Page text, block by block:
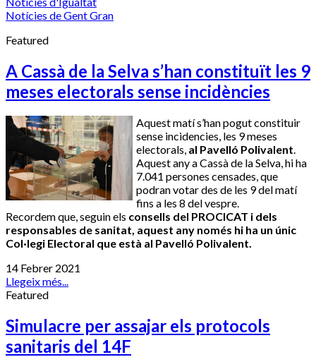
Notícies de Gent Gran
Featured
A Cassà de la Selva s’han constituït les 9
meses electorals sense incidències
Aquest matí s’han pogut constituir
sense incidencies, les 9 meses
electorals, al Pavelló Polivalent.
Aquest any a Cassà de la Selva, hi ha
7.041 persones censades, que
podran votar des de les 9 del matí
fins a les 8 del vespre.
Recordem que, seguin els consells del PROCICAT i dels
responsables de sanitat, aquest any només hi ha un únic
Col·legi Electoral que està al Pavelló Polivalent.
14 Febrer 2021
Llegeix més...
Featured
Simulacre per assajar els protocols
sanitaris del 14F